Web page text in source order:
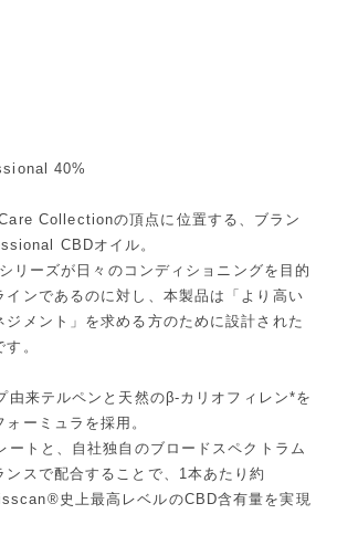
40%
Collectionの頂点に位置する、ブラン
CBDオイル。
リーズが日々のコンディショニングを目的
インであるのに対し、本製品は「より高い
ジメント」を求める方のために設計された
。
由来テルペンと天然のβ-カリオフィレン*を
ーミュラを採用。
ートと、自社独自のブロードスペクトラム
ンスで配合することで、1本あたり約
史上最高レベルのCBD含有量を実現